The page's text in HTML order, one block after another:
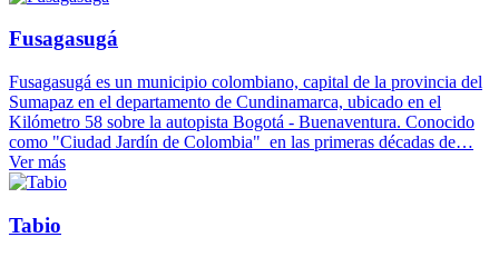
Fusagasugá
Fusagasugá es un municipio colombiano, capital de la provincia del
Sumapaz en el departamento de Cundinamarca, ubicado en el
Kilómetro 58 sobre la autopista Bogotá - Buenaventura. Conocido
como "Ciudad Jardín de Colombia" en las primeras décadas de…
Ver más
Tabio